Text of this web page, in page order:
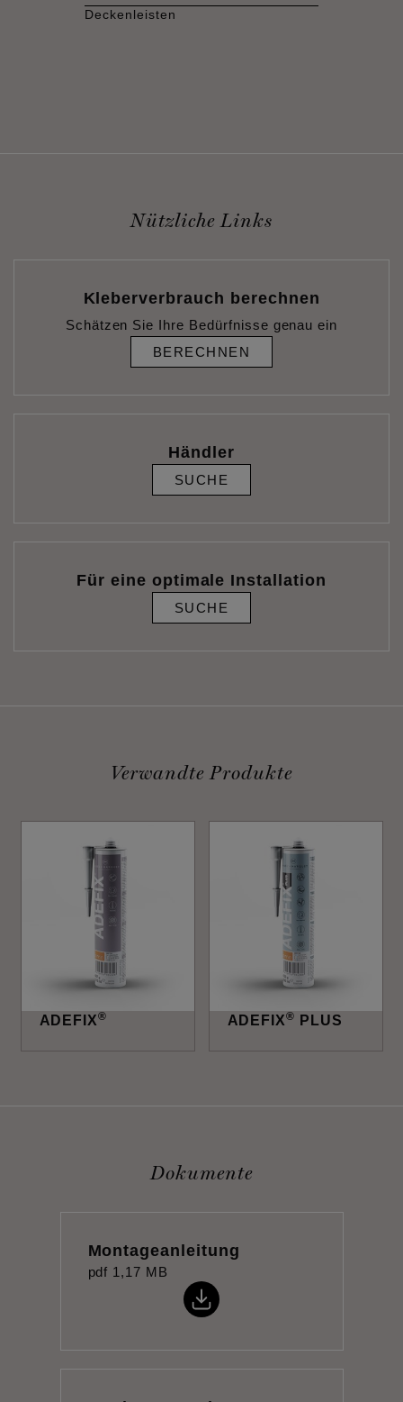
Deckenleisten
Nützliche Links
Kleberverbrauch berechnen
Schätzen Sie Ihre Bedürfnisse genau ein
BERECHNEN
Händler
SUCHE
Für eine optimale Installation
SUCHE
Verwandte Produkte
ADEFIX® ADEFIX® PLUS
Dokumente
Montageanleitung
pdf 1,17 MB